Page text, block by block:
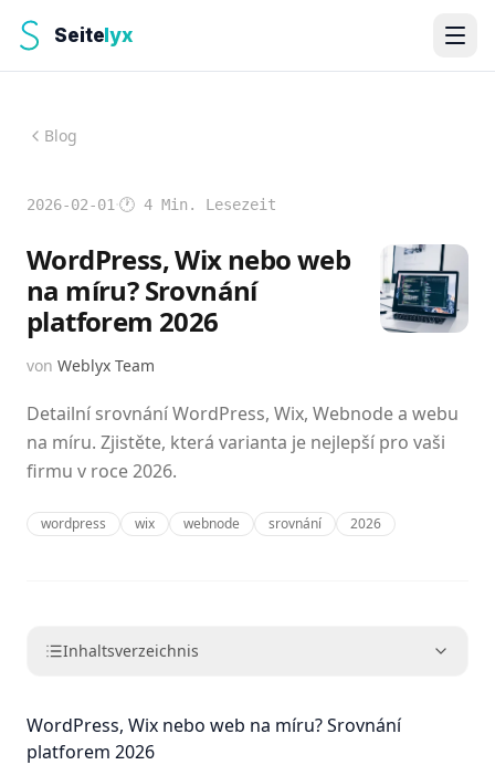
Seitelyx
Blog
2026-02-01 ·🕐 4 Min. Lesezeit
WordPress, Wix nebo web
na míru? Srovnání
platforem 2026
von Weblyx Team
Detailní srovnání WordPress, Wix, Webnode a webu
na míru. Zjistěte, která varianta je nejlepší pro vaši
firmu v roce 2026.
wordpress wix webnode srovnání 2026
Inhaltsverzeichnis
WordPress, Wix nebo web na míru? Srovnání
platforem 2026